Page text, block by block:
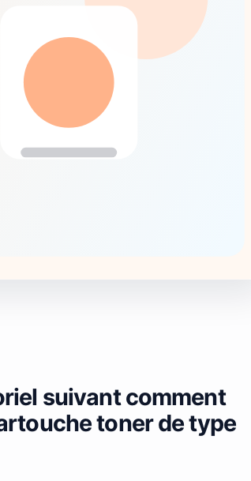
suivant comment
toner de type